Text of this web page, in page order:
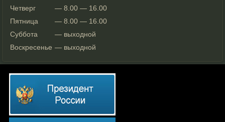
Четверг
— 8.00 — 16.00
Пятница
— 8.00 — 16.00
Суббота
— выходной
Воскресенье — выходной